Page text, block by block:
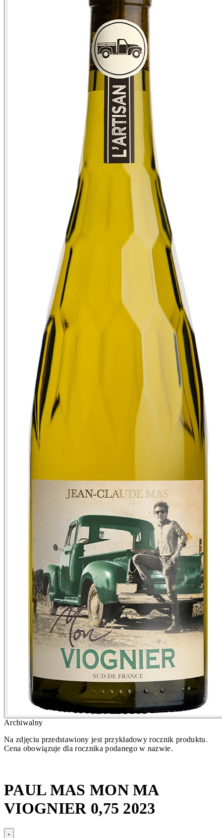
Archiwalny
Na zdjęciu przedstawiony jest przykładowy rocznik produktu.
Cena obowiązuje dla rocznika podanego w nazwie.
PAUL MAS MON MA
VIOGNIER 0,75 2023